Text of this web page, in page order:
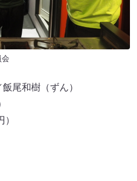
尾和樹（ずん）
）